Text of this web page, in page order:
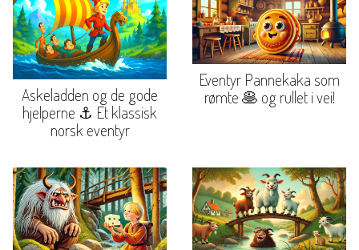
Askeladden og de gode
hjelperne ⚓ Et klassisk
norsk eventyr
Eventyr Pannekaka som
rømte 🥞 og rullet i vei!